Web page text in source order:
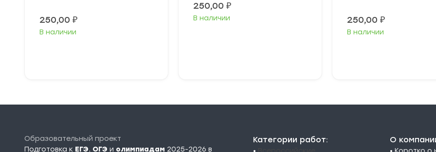
250,00 ₽
В наличии
250,00 ₽
В наличии 250,00 ₽
В наличии
Образовательный проект
Подготовка к ЕГЭ, ОГЭ и олимпиадам 2025-2026 в
Категории работ: О